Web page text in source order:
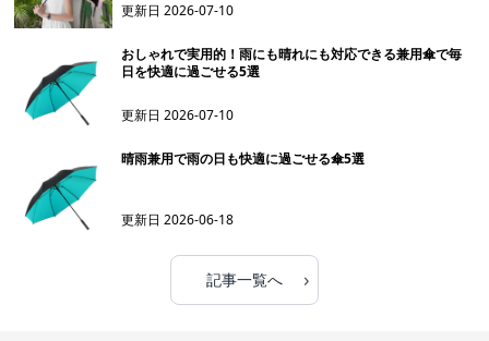
更新日2026-07-10
おしゃれで実用的！雨にも晴れにも対応できる兼用傘で毎
日を快適に過ごせる5選
更新日2026-07-10
晴雨兼用で雨の日も快適に過ごせる傘5選
更新日2026-06-18
記事一覧へ ›